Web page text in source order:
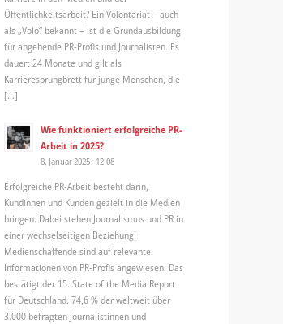
Öffentlichkeitsarbeit? Ein Volontariat – auch
als „Volo“ bekannt – ist die Grundausbildung
für angehende PR-Profis und Journalisten. Es
dauert 24 Monate und gilt als
Karrieresprungbrett für junge Menschen, die
[…]
Wie funktioniert erfolgreiche PR-
Arbeit in 2025?
8. Januar 2025 - 12:08
Erfolgreiche PR-Arbeit besteht darin,
Kundinnen und Kunden gezielt in die Medien
bringen. Dabei stehen Journalismus und PR in
einer wechselseitigen Beziehung:
Medienschaffende sind auf relevante
Informationen von PR-Profis angewiesen. Das
bestätigt der 15. State of the Media Report
für Deutschland. 74,6 % der weltweit über
3.000 befragten Journalistinnen und